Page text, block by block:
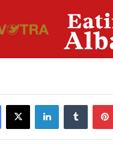
Facebook
X LinkedInTumblr